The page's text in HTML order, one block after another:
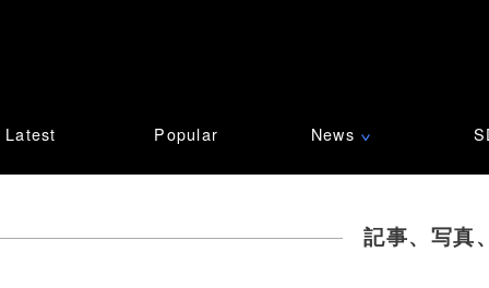
Latest Popular News ∨
記事、写真